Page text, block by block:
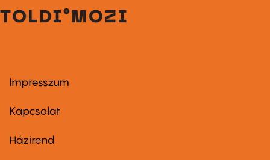
Footer
first
Impresszum
Kapcsolat
Footer
Házirend